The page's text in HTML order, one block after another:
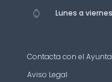
Lunes a
Contacta con el
Aviso Legal